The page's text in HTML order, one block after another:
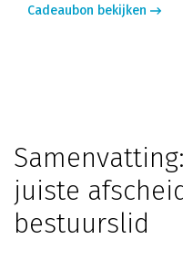
Cadeaubon bekijken
juiste
bestuurslid